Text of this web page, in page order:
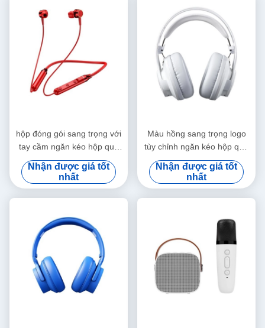
hộp đóng gói sang trọng với
tay cầm ngăn kéo hộp quà
gói phong phú Bọc giấy hộp
quà tùy chỉnh
Nhận được giá tốt
nhất
Màu hồng sang trọng logo
tùy chỉnh ngăn kéo hộp quà
đóng gói túi xách hộp đóng
gói
Nhận được giá tốt
nhất